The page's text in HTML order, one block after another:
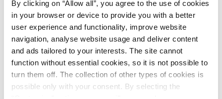
By clicking on “Allow all”, you agree to the use of cookies
in your browser or device to provide you with a better
user experience and functionality, improve website
navigation, analyse website usage and deliver content
and ads tailored to your interests. The site cannot
function without essential cookies, so it is not possible to
turn them off. The collection of other types of cookies is
possible only with your consent. By selecting the